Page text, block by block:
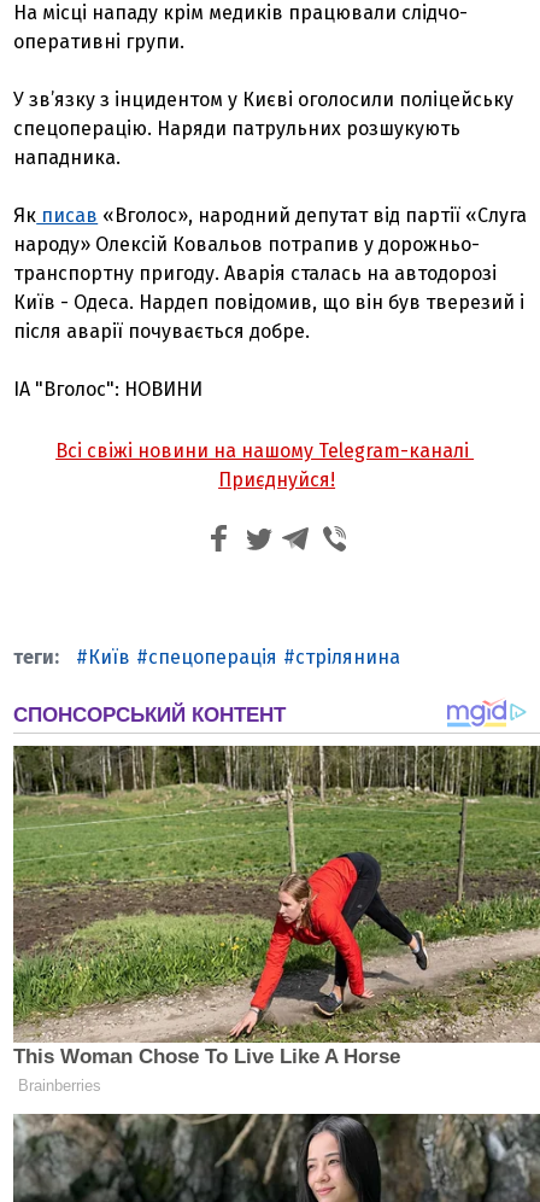
На місці нападу крім медиків працювали слідчо-
оперативні групи.
У зв’язку з інцидентом у Києві оголосили поліцейську
спецоперацію. Наряди патрульних розшукують
нападника.
Як писав «Вголос», народний депутат від партії «Слуга
народу» Олексій Ковальов потрапив у дорожньо-
транспортну пригоду. Аварія сталась на автодорозі
Київ - Одеса. Нардеп повідомив, що він був тверезий і
після аварії почувається добре.
ІА "Вголос": НОВИНИ
Всі свіжі новини на нашому Telegram-каналі
Приєднуйся!
Київ спецоперація стрілянина